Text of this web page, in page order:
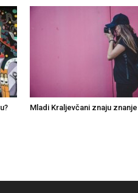
Mladi Kraljevčani znaju znanje